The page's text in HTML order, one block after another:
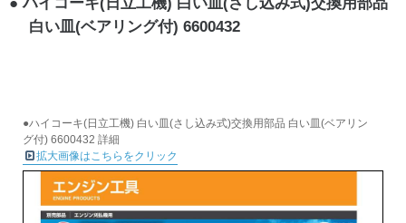
白い皿(ベアリング付) 6600432
●ハイコーキ(日立工機) 白い皿(さし込み式)交換用部品 白い皿(ベアリン
グ付) 6600432 詳細
拡大画像はこちらをクリック